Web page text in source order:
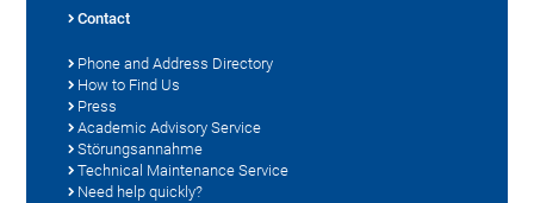
Contact
Phone and Address Directory
How to Find Us
Press
Academic Advisory Service
Störungsannahme
Technical Maintenance Service
Need help quickly?